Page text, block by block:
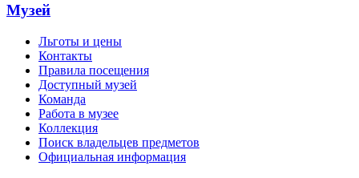
Музей
Льготы и цены
Контакты
Правила посещения
Доступный музей
Команда
Работа в музее
Коллекция
Поиск владельцев предметов
Официальная информация